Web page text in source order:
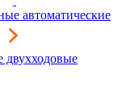
автоматические